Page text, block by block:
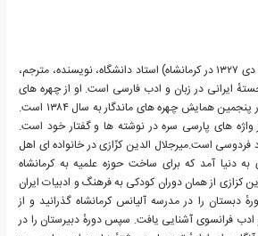
میرجلال الدین کزّازی(زادهٔ ۲۸ دی ۱۳۲۷ در کرمانشاه) استاد دانشگاه، نویسنده، مترجم،
ایرانی در زبان و ادب فارسی است. او از چهره های
ماندگار فرهنگ و ادب ایران در پنجمین همایش چهره های ماندگار به سال ۱۳۸۴ است.
واژه های پارسی سره در نوشته ها و گفتار خود است.
فردوسی است.میرجلال الدین کزّازی در خانواده ای اهل
به دنیا آمد که برای ساخت حوزه علمیه به کرمانشاه
کزازی از همان دوران کودکی به فرهنگ و ادبیات ایران
دبستان را در مدرسه آلیانس کرمانشاه گذرانید و از
ادب فرانسوی آشنایی یافت. سپس دورهٔ دبیرستان را در